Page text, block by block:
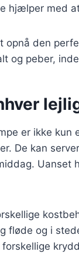
hjælper med
den
og peber,
er ikke
De kan
fløde og i